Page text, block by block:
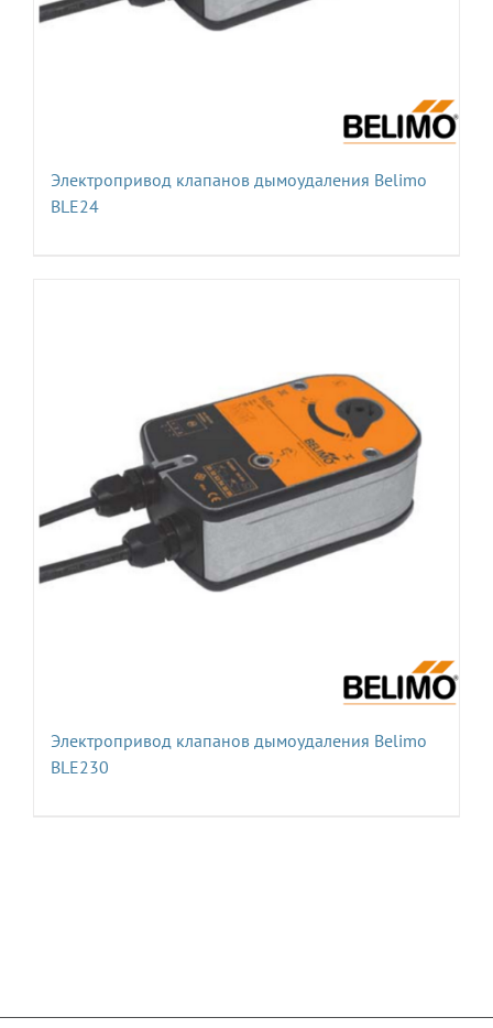
Электропривод клапанов дымоудаления Belimo
BLE24
Электропривод клапанов дымоудаления Belimo
BLE230